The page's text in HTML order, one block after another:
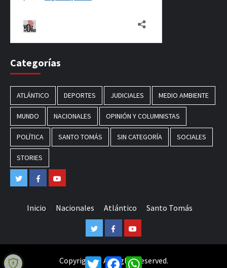
Categorías
ATLÁNTICO DEPORTES JUDICIALES MEDIO AMBIENTE
MUNDO NACIONALES OPINIÓN Y COLUMNISTAS
POLÍTICA SANTO TOMÁS SIN CATEGORÍA SOCIALES
STORIES
TwitterFacebook
Inicio Nacionales Atlántico Santo Tomás
TwitterFacebookYoutube
Copyright © All rights reserved.
TwitterFacebookWhatsApp